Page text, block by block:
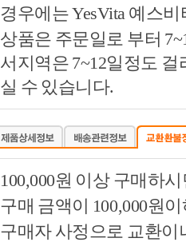
경우에는 YesVita 예스
상품은 주문일로 부터
서지역은 7~12일정도
실 수 있습니다.
100,000원 이상 구매하
구매 금액이 100,000원
구매자 사정으로 교환이